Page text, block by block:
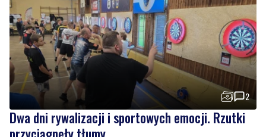
2
Dwa dni rywalizacji i sportowych emocji. Rzutki
przyciągnęły tłumy